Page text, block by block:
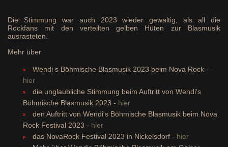
Die Stimmung war auch 2023 wieder gewaltig, als all die
Rockfans mit den verteilten gelben Hüten zur Blasmusik
ausrasteten.
Mehr über
Wendi s Böhmische Blasmusik 2023 beim Nova Rock -
hier
die unglaubliche Stimmung beim Auftritt von Wendi's
Böhmische Blasmusik 2023 - hier
den Auftritt von Wendi's Böhmische Blasmusik beim Nova
Rock Festival 2023 - hier
das NovaRock Festival 2023 in Nickelsdorf - hier